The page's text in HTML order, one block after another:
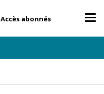
Accès abonnés